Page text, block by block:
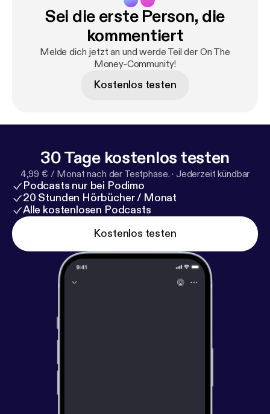
Sei die erste Person, die
kommentiert
Melde dich jetzt an und werde Teil der On The
Money-Community!
Kostenlos testen
30 Tage kostenlos testen
4,99 € / Monat nach der Testphase. · Jederzeit kündbar
Podcasts nur bei Podimo
20 Stunden Hörbücher / Monat
Alle kostenlosen Podcasts
Kostenlos testen